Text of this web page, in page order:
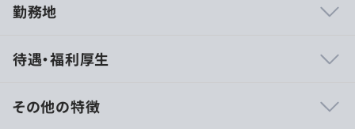
②社員主体の勉強会開催
④技術書は会社で購入
➄会社が定めた資格試験の受験料補助
勤務地
待遇・福利厚生
その他の特徴